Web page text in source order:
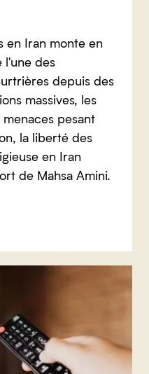
en Iran monte en
l'une des
depuis des
massives, les
pesant
la liberté des
en Iran
de Mahsa Amini.